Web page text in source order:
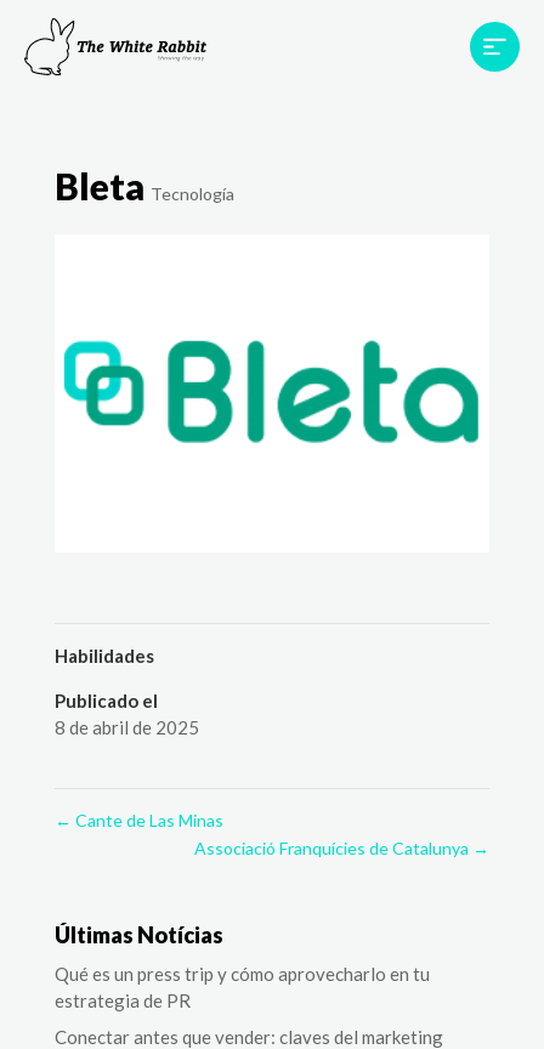
Proyectos
Testimonios
Bleta Tecnología
Habilidades
Publicado el
8 de abril de 2025
← Cante de Las Minas
Associació Franquícies de Catalunya →
Últimas Notícias
Qué es un press trip y cómo aprovecharlo en tu
estrategia de PR
Conectar antes que vender: claves del marketing